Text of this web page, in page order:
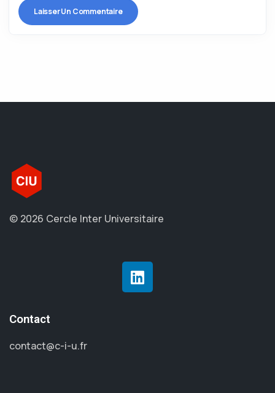
© 2026 Cercle Inter Universitaire
Contact
contact@c-i-u.fr